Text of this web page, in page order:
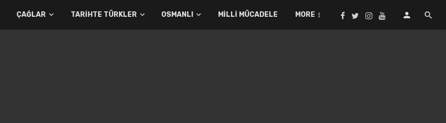
ÇAĞLAR TARIHTE TÜRKLER OSMANLI MILLI MÜCADELE MORE